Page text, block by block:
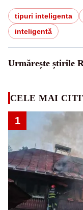
tipuri inteligenta
inteligentă
Urmărește știrile
CELE MAI
1